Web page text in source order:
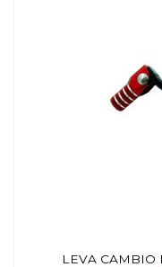
LEVA CAMBIO